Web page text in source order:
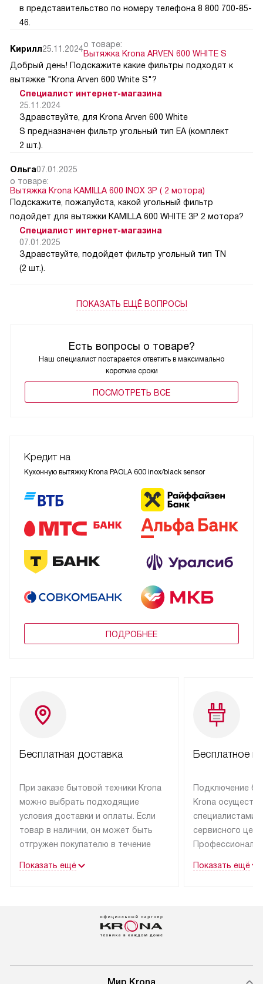
Есть вопросы о товаре?
Наш специалист постарается ответить в максимально
короткие сроки
ПОCМОТРЕТЬ ВСЕ
в представительство по номеру телефона 8 800 700-85-
46.
Кирилл25.11.2024о товаре:
Вытяжка Krona ARVEN 600 WHITE S
Добрый день! Подскажите какие фильтры подходят к
вытяжке "Krona Arven 600 White S"?
Специалист интернет-магазина
25.11.2024
Здравствуйте, для Krona Arven 600 White
S предназначен фильтр угольный тип EA (комплект
2 шт.).
Ольга07.01.2025
о товаре:
Вытяжка Krona KAMILLA 600 INOX 3P ( 2 мотора)
Подскажите, пожалуйста, какой угольный фильтр
подойдет для вытяжки KAMILLA 600 WHITE 3P 2 мотора?
Специалист интернет-магазина
07.01.2025
Здравствуйте, подойдет фильтр угольный тип TN
(2 шт.).
ПОКАЗАТЬ ЕЩЁ ВОПРОСЫ
Кредит на
Кухонную вытяжку Krona PAOLA 600 inox/black sensor
ПОДРОБНЕЕ
Бесплатная доставка
При заказе бытовой техники Krona
можно выбрать подходящие
условия доставки и оплаты. Если
товар в наличии, он может быть
отгружен покупателю в течение
оплачивается дополнительно.
Возможна доставка товаров
Показать ещё
Бесплатное
Подключение
Krona
специалистами
сервисного
эксплуатации
Показать ещё
Мир Krona